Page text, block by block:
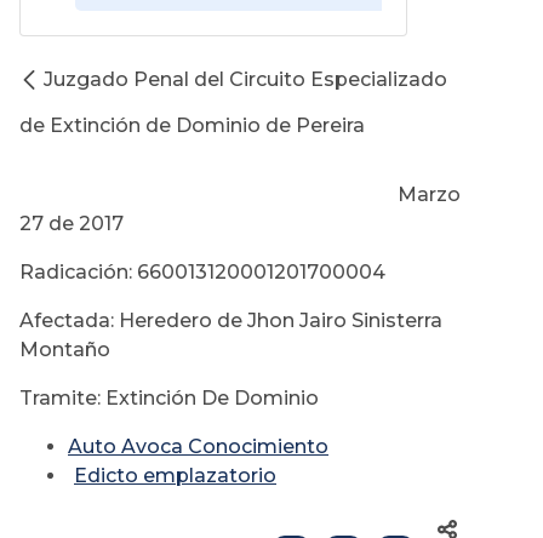
Juzgado Penal del Circuito Especializado
de Extinción de Dominio de Pereira
Marzo
27 de 2017
Radicación: 660013120001201700004
Afectada: Heredero de Jhon Jairo Sinisterra
Montaño
Tramite: Extinción De Dominio
Auto Avoca Conocimiento
Edicto emplazatorio